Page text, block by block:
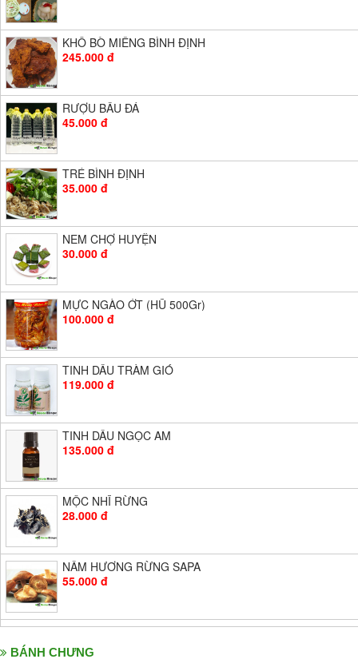
KHÔ BÒ MIẾNG BÌNH ĐỊNH
245.000 đ
RƯỢU BẦU ĐÁ
45.000 đ
TRÉ BÌNH ĐỊNH
35.000 đ
NEM CHỢ HUYỆN
30.000 đ
MỰC NGÀO ỚT (HŨ 500Gr)
100.000 đ
TINH DẦU TRÀM GIÓ
119.000 đ
TINH DẦU NGỌC AM
135.000 đ
MỘC NHĨ RỪNG
28.000 đ
NẤM HƯƠNG RỪNG SAPA
55.000 đ
BÁNH CHƯNG